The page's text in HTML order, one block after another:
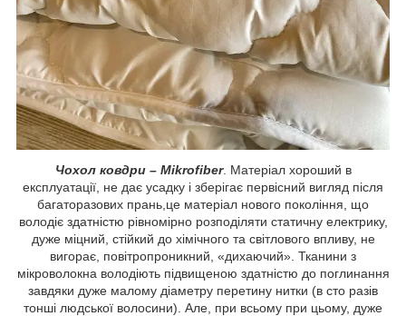
Чохол ковдри – Mikrofiber. Матеріал хороший в
експлуатації, не дає усадку і зберігає первісний вигляд після
багаторазових прань,це матеріал нового покоління, що
володіє здатністю рівномірно розподіляти статичну електрику,
дуже міцний, стійкий до хімічного та світлового впливу, не
вигорає, повітропроникний, «дихаючий». Тканини з
мікроволокна володіють підвищеною здатністю до поглинання
завдяки дуже малому діаметру перетину нитки (в сто разів
тонші людської волосини). Але, при всьому при цьому, дуже